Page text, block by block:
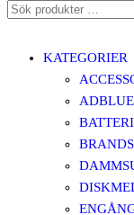
Sök
KATEGORIER
ADBLUE